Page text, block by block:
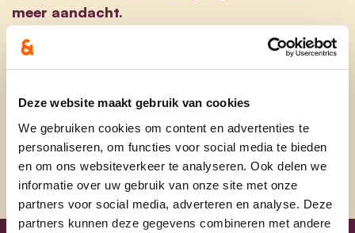
Deze website maakt gebruik van cookies
We gebruiken cookies om content en advertenties te
personaliseren, om functies voor social media te bieden
en om ons websiteverkeer te analyseren. Ook delen we
informatie over uw gebruik van onze site met onze
partners voor social media, adverteren en analyse. Deze
partners kunnen deze gegevens combineren met andere
meer aandacht.
Cd&v wil ook Hechtel-Eksel voetgangvriendelijk
maken. Maar dit kunnen we niet alleen. En dus
Vul de vragenlijst hieronder in en help ons zo bij
het opstellen van en voetpadenplan.